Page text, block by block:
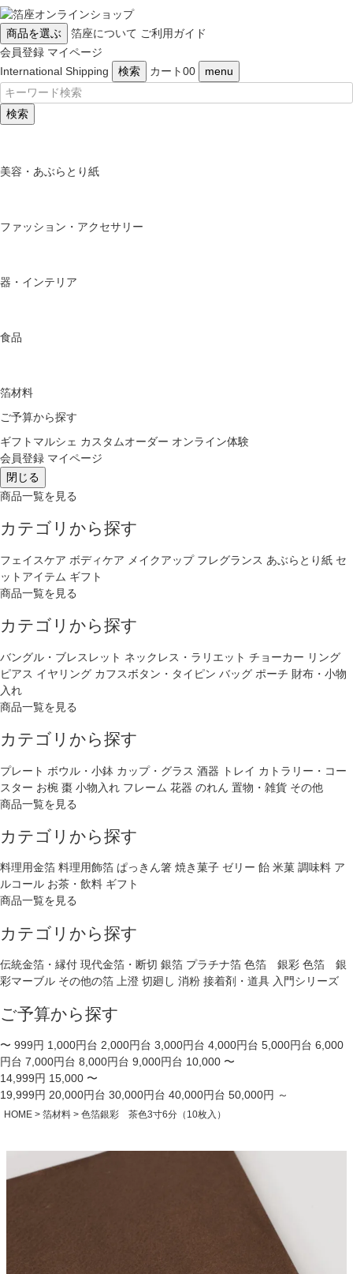
商品を選ぶ 箔座について ご利用ガイド
会員登録 マイページ
International Shipping
検索 カート00 menu
検索
美容・あぶらとり紙
ファッション・アクセサリー
器・インテリア
食品
箔材料
ご予算から探す
ギフトマルシェ カスタムオーダー オンライン体験
会員登録 マイページ
閉じる
商品一覧を見る
カテゴリから探す
フェイスケア ボディケア メイクアップ フレグランス あぶらとり紙 セ
ットアイテム ギフト
商品一覧を見る
カテゴリから探す
バングル・ブレスレット ネックレス・ラリエット チョーカー リング
ピアス イヤリング カフスボタン・タイピン バッグ ポーチ 財布・小物
入れ
商品一覧を見る
カテゴリから探す
プレート ボウル・小鉢 カップ・グラス 酒器 トレイ カトラリー・コー
スター お椀 棗 小物入れ フレーム 花器 のれん 置物・雑貨 その他
商品一覧を見る
カテゴリから探す
料理用金箔 料理用飾箔 ぱっきん箸 焼き菓子 ゼリー 飴 米菓 調味料 ア
ルコール お茶・飲料 ギフト
商品一覧を見る
カテゴリから探す
伝統金箔・縁付 現代金箔・断切 銀箔 プラチナ箔 色箔 銀彩 色箔 銀
彩マーブル その他の箔 上澄 切廻し 消粉 接着剤・道具 入門シリーズ
ご予算から探す
〜 999円 1,000円台 2,000円台 3,000円台 4,000円台 5,000円台 6,000
円台 7,000円台 8,000円台 9,000円台 10,000 〜
14,999円 15,000 〜
19,999円 20,000円台 30,000円台 40,000円台 50,000円 ～
HOME 箔材料 色箔銀彩 茶色3寸6分（10枚入）